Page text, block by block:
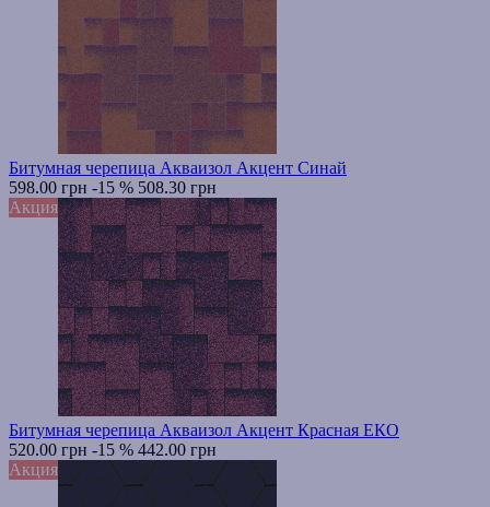
Битумная черепица Акваизол Акцент Синай
598.00 грн -15 % 508.30 грн
Акция
Битумная черепица Акваизол Акцент Красная ЕКО
520.00 грн -15 % 442.00 грн
Акция